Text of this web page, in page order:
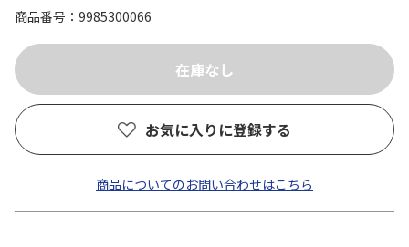
商品番号
9985300066
お気に入りに登録する
商品についてのお問い合わせはこちら